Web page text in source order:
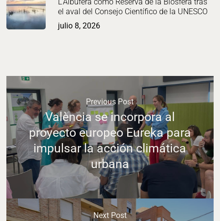
el aval del Consejo Científico de la UNESCO
julio 8, 2026
Previous Post
València se incorpora al
proyecto europeo Eureka para
impulsar la acción climática
urbana
Next Post